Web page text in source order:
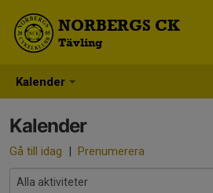
Kalender
NORBERGS CK
Tävling
Kalender
Gå till idag | Prenumerera